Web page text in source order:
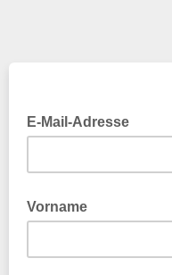
E-Mail-Adresse
Vorname